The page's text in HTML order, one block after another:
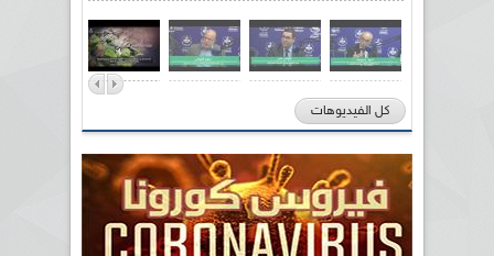
كل الفيديوهات